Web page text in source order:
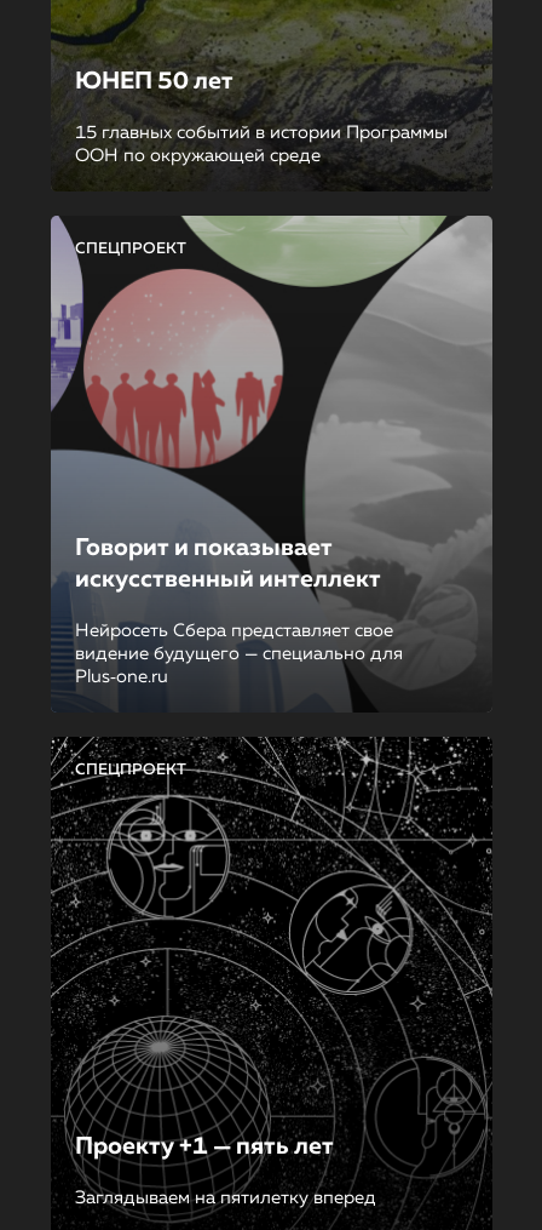
ЮНЕП 50 лет
15 главных событий в истории Программы
ООН по окружающей среде
СПЕЦПРОЕКТ
Говорит и показывает
искусственный интеллект
Нейросеть Сбера представляет свое
видение будущего — специально для
Plus‑one.ru
СПЕЦПРОЕКТ
Проекту +1 — пять лет
Заглядываем на пятилетку вперед